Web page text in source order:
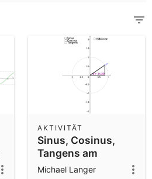
Sinus, Cosinus,
Tangens am
Einheitskreis
AKTIVITÄT
Michael Langer